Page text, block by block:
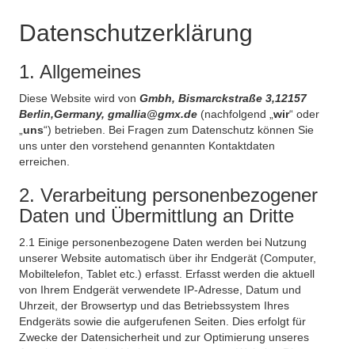
Datenschutzerklärung
1. Allgemeines
Diese Website wird von Gmbh, Bismarckstraße 3,12157
Berlin,Germany, gmallia@gmx.de (nachfolgend „ wir“ oder
uns“) betrieben. Bei Fragen zum Datenschutz können Sie
uns unter den vorstehend genannten Kontaktdaten
erreichen.
2. Verarbeitung personenbezogener
Daten und Übermittlung an Dritte
2.1 Einige personenbezogene Daten werden bei Nutzung
unserer Website automatisch über ihr Endgerät (Computer,
Mobiltelefon, Tablet etc.) erfasst. Erfasst werden die aktuell
von Ihrem Endgerät verwendete IP-Adresse, Datum und
Uhrzeit, der Browsertyp und das Betriebssystem Ihres
Endgeräts sowie die aufgerufenen Seiten. Dies erfolgt für
Zwecke der Datensicherheit und zur Optimierung unseres